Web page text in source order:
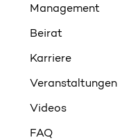
Management
Beirat
Karriere
Veranstaltungen
Videos
FAQ